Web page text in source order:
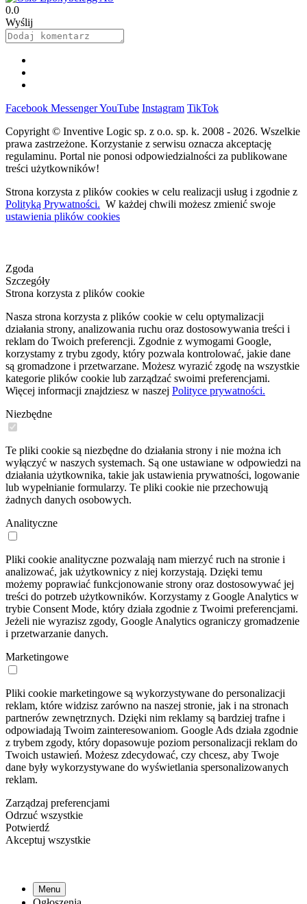
0.0
Wyślij
Facebook MessengerYouTube Instagram TikTok
Copyright © Inventive Logic sp. z o.o. sp. k. 2008 - 2026. Wszelkie
prawa zastrzeżone. Korzystanie z serwisu oznacza akceptację
regulaminu. Portal nie ponosi odpowiedzialności za publikowane
treści użytkowników!
Strona korzysta z plików cookies w celu realizacji usług i zgodnie z
Polityką Prywatności. W każdej chwili możesz zmienić swoje
ustawienia plików cookies
Zgoda
Szczegóły
Strona korzysta z plików cookie
Nasza strona korzysta z plików cookie w celu optymalizacji
działania strony, analizowania ruchu oraz dostosowywania treści i
reklam do Twoich preferencji. Zgodnie z wymogami Google,
korzystamy z trybu zgody, który pozwala kontrolować, jakie dane
są gromadzone i przetwarzane. Możesz wyrazić zgodę na wszystkie
kategorie plików cookie lub zarządzać swoimi preferencjami.
Więcej informacji znajdziesz w naszej Polityce prywatności.
Niezbędne
Te pliki cookie są niezbędne do działania strony i nie można ich
wyłączyć w naszych systemach. Są one ustawiane w odpowiedzi na
działania użytkownika, takie jak ustawienia prywatności, logowanie
lub wypełnianie formularzy. Te pliki cookie nie przechowują
żadnych danych osobowych.
Analityczne
Pliki cookie analityczne pozwalają nam mierzyć ruch na stronie i
analizować, jak użytkownicy z niej korzystają. Dzięki temu
możemy poprawiać funkcjonowanie strony oraz dostosowywać jej
treści do potrzeb użytkowników. Korzystamy z Google Analytics w
trybie Consent Mode, który działa zgodnie z Twoimi preferencjami.
Jeżeli nie wyrazisz zgody, Google Analytics ograniczy gromadzenie
i przetwarzanie danych.
Marketingowe
Pliki cookie marketingowe są wykorzystywane do personalizacji
reklam, które widzisz zarówno na naszej stronie, jak i na stronach
partnerów zewnętrznych. Dzięki nim reklamy są bardziej trafne i
odpowiadają Twoim zainteresowaniom. Google Ads działa zgodnie
z trybem zgody, który dopasowuje poziom personalizacji reklam do
Twoich ustawień. Możesz zdecydować, czy chcesz, aby Twoje
dane były wykorzystywane do wyświetlania spersonalizowanych
reklam.
Zarządzaj preferencjami
Odrzuć wszystkie
Potwierdź
Akceptuj wszystkie
Menu